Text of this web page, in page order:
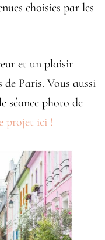
choisies par les
et un plaisir
de Paris. Vous aussi
séance photo de
projet ici !